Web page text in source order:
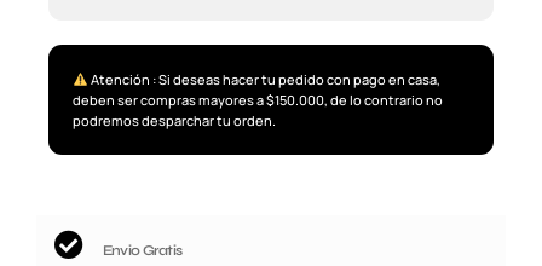
Atención : Si deseas hacer tu pedido con pago en casa,
deben ser compras mayores a $150.000, de lo contrario no
podremos desparchar tu orden.
Envio Gratis